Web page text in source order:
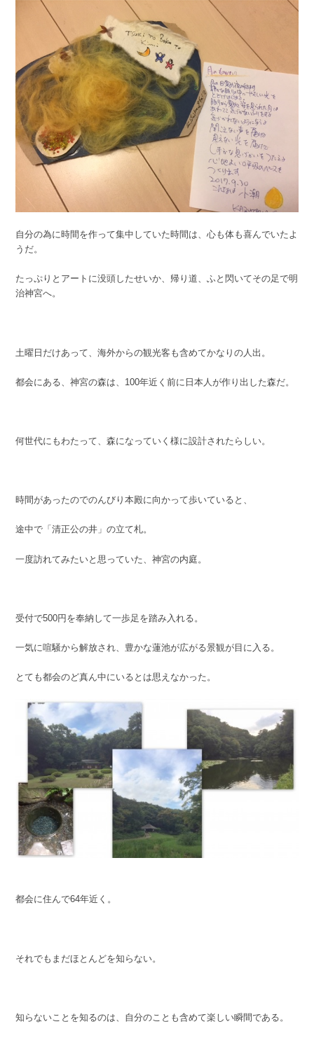
自分の為に時間を作って集中していた時間は、心も体も喜んでいたよ
うだ。
たっぷりとアートに没頭したせいか、帰り道、ふと閃いてその足で明
治神宮へ。
土曜日だけあって、海外からの観光客も含めてかなりの人出。
都会にある、神宮の森は、100年近く前に日本人が作り出した森だ。
何世代にもわたって、森になっていく様に設計されたらしい。
時間があったのでのんびり本殿に向かって歩いていると、
途中で「清正公の井」の立て札。
一度訪れてみたいと思っていた、神宮の内庭。
受付で500円を奉納して一歩足を踏み入れる。
一気に喧騒から解放され、豊かな蓮池が広がる景観が目に入る。
とても都会のど真ん中にいるとは思えなかった。
都会に住んで64年近く。
それでもまだほとんどを知らない。
知らないことを知るのは、自分のことも含めて楽しい瞬間である。